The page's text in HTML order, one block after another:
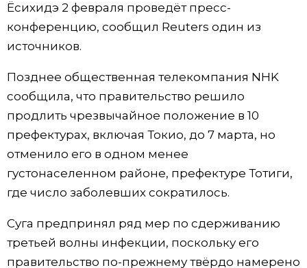
Ёсихидэ 2 февраля проведёт пресс-
конференцию, сообщил Reuters один из
источников.
Позднее общественная телекомпания NHK
сообщила, что правительство решило
продлить чрезвычайное положение в 10
префектурах, включая Токио, до 7 марта, но
отменило его в одном менее
густонаселенном районе, префектуре Тотиги,
где число заболевших сократилось.
Суга предпринял ряд мер по сдерживанию
третьей волны инфекции, поскольку его
правительство по-прежнему твёрдо намерено